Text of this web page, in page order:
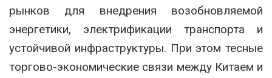
рынков для внедрения возобновляемой
энергетики, электрификации транспорта и
устойчивой инфраструктуры. При этом тесные
торгово-экономические связи между Китаем и